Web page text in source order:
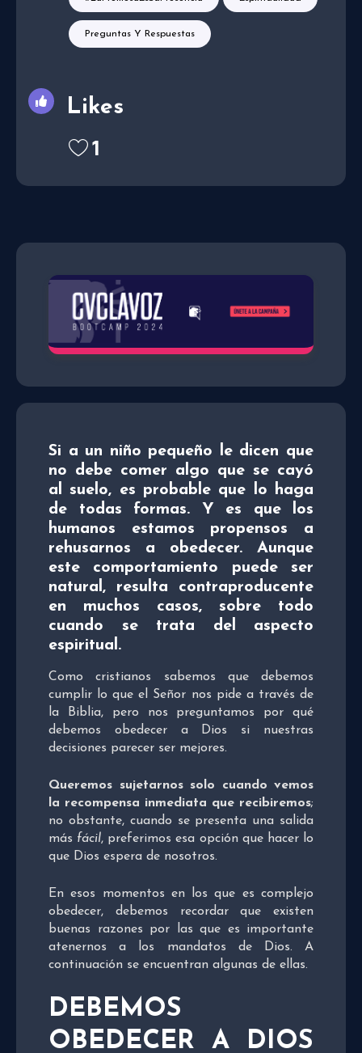
Si a un niño pequeño le dicen que
no debe comer algo que se cayó
al suelo, es probable que lo haga
de todas formas. Y es que los
humanos estamos propensos a
rehusarnos a obedecer. Aunque
este comportamiento puede ser
natural, resulta contraproducente
en muchos casos, sobre todo
cuando se trata del aspecto
espiritual.
Como cristianos sabemos que debemos
cumplir lo que el Señor nos pide a través de
la Biblia, pero nos preguntamos por qué
debemos obedecer a Dios si nuestras
decisiones parecer ser mejores.
Queremos sujetarnos solo cuando vemos
la recompensa inmediata que recibiremos;
no obstante, cuando se presenta una salida
más fácil, preferimos esa opción que hacer lo
que Dios espera de nosotros.
En esos momentos en los que es complejo
obedecer, debemos recordar que existen
buenas razones por las que es importante
atenernos a los mandatos de Dios. A
continuación se encuentran algunas de ellas.
DEBEMOS
OBEDECER A DIOS
Preguntas Y Respuestas
Likes
1